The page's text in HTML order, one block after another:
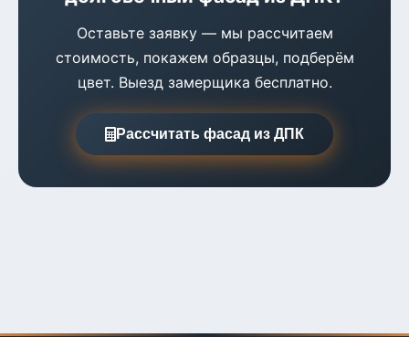
Оставьте заявку — мы рассчитаем
стоимость, покажем образцы, подберём
цвет. Выезд замерщика бесплатно.
Рассчитать фасад из ДПК